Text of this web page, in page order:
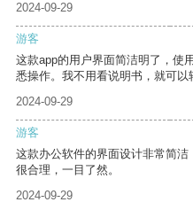
2024-09-29
游客
这款app的用户界面简洁明了，使
悉操作。我不用看说明书，就可以
2024-09-29
游客
这款办公软件的界面设计非常简
很合理，一目了然。
2024-09-29